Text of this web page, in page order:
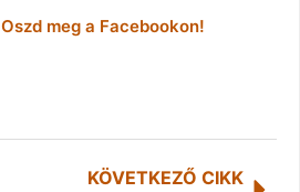
meg a Facebookon!
KÖVETKEZŐ CIKK